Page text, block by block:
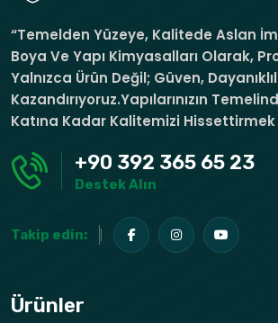
“Temelden Yüzeye, Kalitede Aslan
Boya Ve Yapı Kimyasalları Olarak,
Yalnızca Ürün Değil; Güven,
Kazandırıyoruz.Yapılarınızın
Katına Kadar Kalitemizi Hissettirmek
+90 392 365 65 23
Destek Alın
Takip edin:
Ürünler